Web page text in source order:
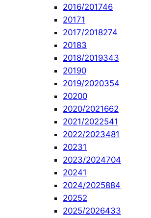
2016/201746
20171
2017/2018274
20183
2018/2019343
20190
2019/2020354
20200
2020/2021662
2021/2022541
2022/2023481
20231
2023/2024704
20241
2024/2025884
20252
2025/2026433